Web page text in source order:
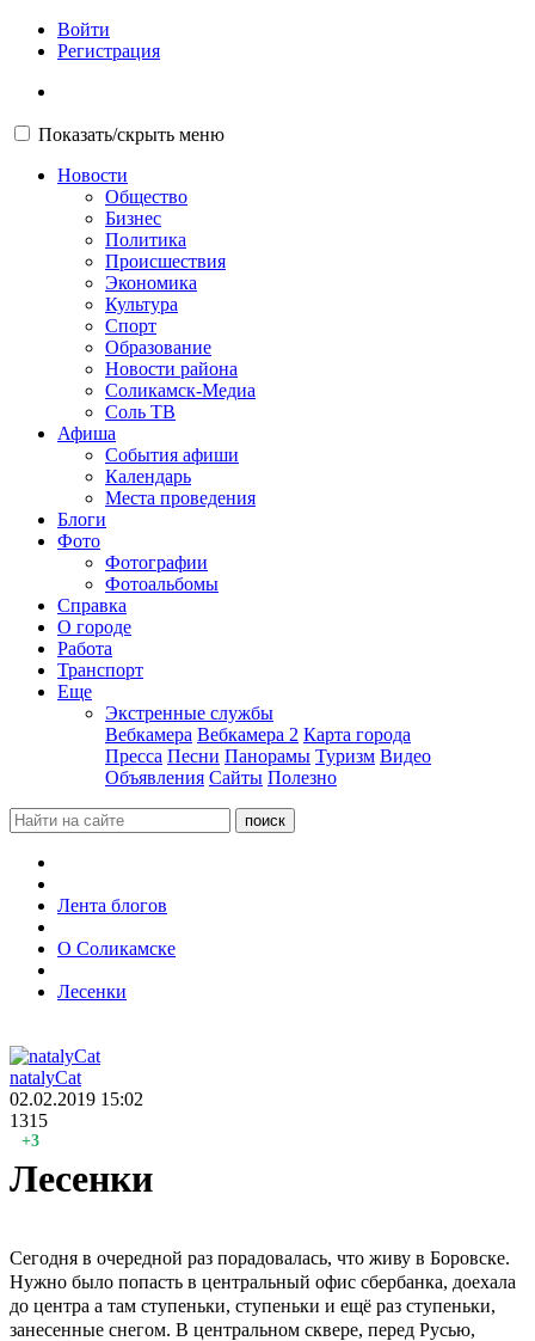
Войти
Регистрация
Показать/скрыть меню
Новости
Общество
Бизнес
Политика
Происшествия
Экономика
Культура
Спорт
Образование
Новости района
Соликамск-Медиа
Соль ТВ
Афиша
События афиши
Календарь
Места проведения
Блоги
Фото
Фотографии
Фотоальбомы
Справка
О городе
Работа
Транспорт
Еще
Экстренные службы
Вебкамера Вебкамера 2 Карта города
Пресса Песни Панорамы Туризм Видео
Объявления Сайты Полезно
Лента блогов
О Соликамске
Лесенки
natalyCat
02.02.2019 15:02
1315
+3
Лесенки
Сегодня в очередной раз порадовалась, что живу в Боровске.
Нужно было попасть в центральный офис сбербанка, доехала
до центра а там ступеньки, ступеньки и ещё раз ступеньки,
занесенные снегом. В центральном сквере, перед Русью,